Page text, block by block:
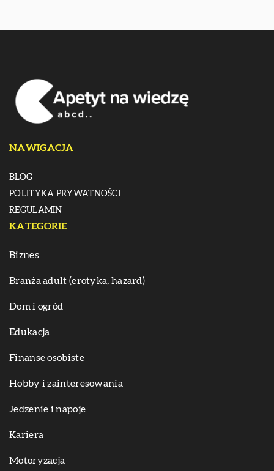
NAWIGACJA
BLOG
POLITYKA PRYWATNOŚCI
REGULAMIN
KATEGORIE
Biznes
Branża adult (erotyka, hazard)
Dom i ogród
Edukacja
Finanse osobiste
Hobby i zainteresowania
Jedzenie i napoje
Kariera
Motoryzacja